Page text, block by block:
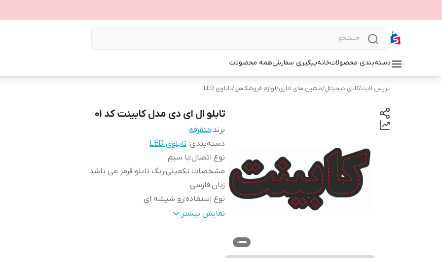
دسته‌بندی محصولاتخانهپیگیری سفارشهمه محصولات
لاریس لایت/کالای دیجیتال/ماشین های اداری/لوازم فروشگاهی/تابلوی LED
تابلو ال ای دی مدل کابینت کد 01
برند:متفرقه
دسته‌بندی: تابلوی LED
نوع اتصال:با سیم
مشخصات تکمیلی:رنگ تابلو قرمز می باشد
زبان:فارسی
نوع استفاده:رو شیشه ای
ابعاد:
7x30x60
نمایش بیشتر